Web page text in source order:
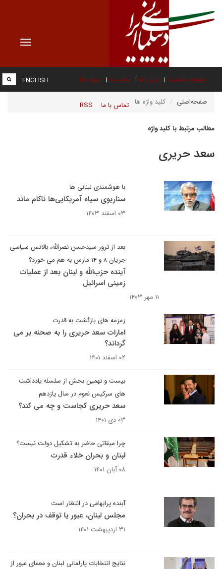
Toggle
صفحه نخست درباره ما عضویت پیوند ها
تماس با ما RSS
ENGLISH
صفحه‌اصلی کلید واژه ها
مطالب مرتبط با کلید واژه
سعد حریری
با هوشمندی لبنانی ها
سناریوی سیاه آمریکایی‌ها ناکام ماند
۰۳ اسفند ۱۴۰۳
بعد از ترور سیدحسن نصرالله، بالانس سیاسی
جریان ۸ و ۱۴ مارس به هم می خورد؟
آینده حزب‌الله و لبنان بعد از عملیات
زمینی اسرائیل
۱۱ مهر ۱۴۰۳
زمزمه های بازگشت به قدرت
امارات سعد حریری را به صحنه بر می
گرداند؟
۰۲ اسفند ۱۴۰۱
بیست و نهمین بخش از سلسله یادداشت
های سرکیس نعوم در سال یازدهم
سعد حریری کجاست و چه می کند؟
۰۳ دی ۱۴۰۱
چرا میقاتی حاضر به تشکیل دولت نیست؟
لبنان و بحران خلاء قدرت
۰۸ آبان ۱۴۰۱
آبنده پرابهامی در انتظار است
مجلس لبنان، عبور یا توقف در بحران؟
۳۱ اردیبهشت ۱۴۰۱
نتایج انتخابات پارلمانی لبنان و معمای عبور از